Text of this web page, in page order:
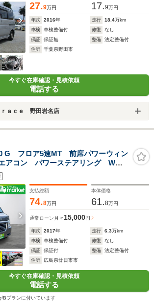
27.9万円 17.9万円
年式 2016年 走行 18.4万km
車検
車検整備付 修復
なし
保証
保証無 整備
法定整備付
住所
千葉県野田市
今すぐ在庫確認・見積依頼
電話する
ａｃｅ 野田岩名店
G フロア5速MT 前席パワーウィン
アコン パワーステアリング Wエ
レスエントリー 衝突安全ボディ
支払総額
74.8万円
本体価格
61.8万円
通常ローン 月々 15,000円
年式 2017年 走行 6.3万km
車検
車検整備付 修復
なし
保証
保証付 整備
法定整備付
住所
広島県廿日市市
今すぐ在庫確認・見積依頼
電話する
Bプランに付いています